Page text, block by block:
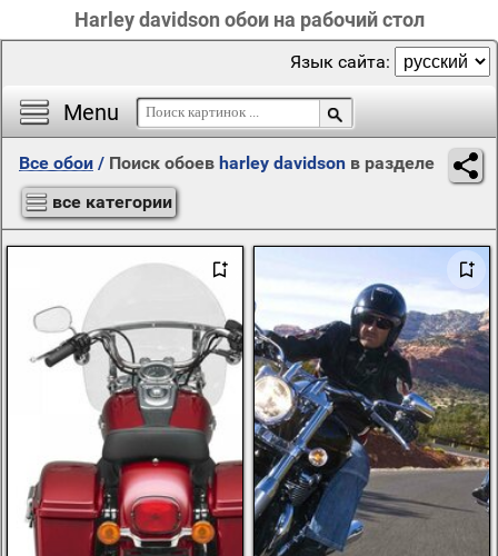
Harley davidson обои на рабочий стол
Menu
Язык сайта:
Все обои / Поиск обоев harley davidson в разделе
все категории